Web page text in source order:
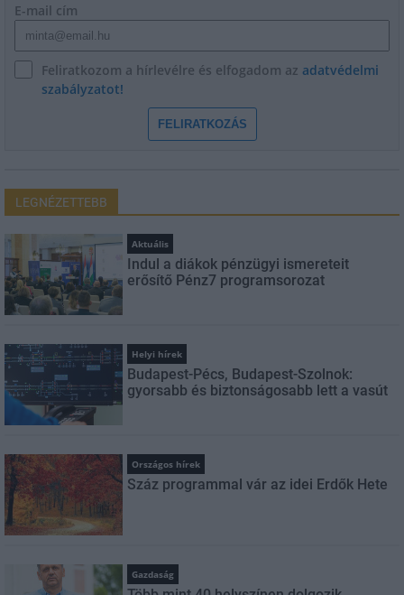
E-mail cím
Feliratkozom a hírlevélre és elfogadom az adatvédelmi
szabályzatot!
FELIRATKOZÁS
LEGNÉZETTEBB
Aktuális
Indul a diákok pénzügyi ismereteit
erősítő Pénz7 programsorozat
Helyi hírek
Budapest-Pécs, Budapest-Szolnok:
gyorsabb és biztonságosabb lett a vasút
Országos hírek
Száz programmal vár az idei Erdők Hete
Gazdaság